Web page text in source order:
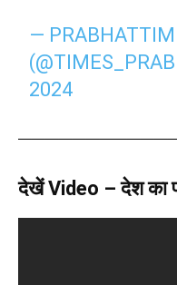
—
2024
देखें Video – देश का